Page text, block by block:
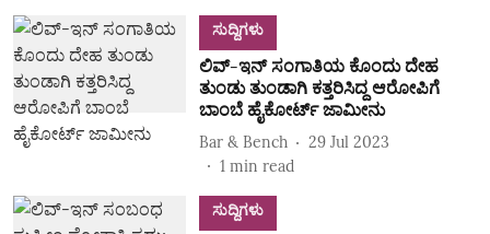
ಸುದ್ದಿಗಳು
ಲಿವ್‌-ಇನ್ ಸಂಗಾತಿಯ ಕೊಂದು ದೇಹ
ತುಂಡು ತುಂಡಾಗಿ ಕತ್ತರಿಸಿದ್ದ ಆರೋಪಿಗೆ
ಬಾಂಬೆ ಹೈಕೋರ್ಟ್ ಜಾಮೀನು
Bar & Bench
29 Jul 2023
1 min read
ಸುದ್ದಿಗಳು